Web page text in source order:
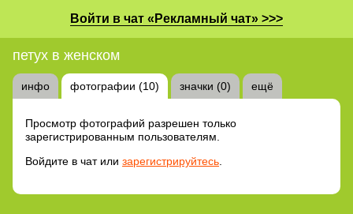
Войти в чат «Рекламный чат» >>>
петух в женском
инфо фотографии (10) значки (0) ещё
Просмотр фотографий разрешен только
зарегистрированным пользователям.
Войдите в чат или зарегистрируйтесь